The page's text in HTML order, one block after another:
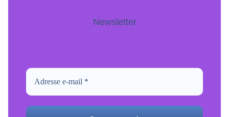
Newsletter